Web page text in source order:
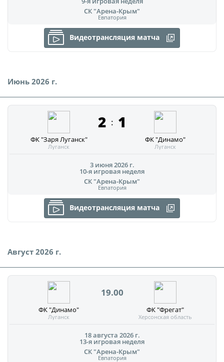
СК "Арена-Крым"
Евпатория
Видеотрансляция матча
Июнь 2026 г.
ФК "Заря Луганск"
Луганск
ФК "Динамо"
Луганск
2 : 1
3 июня 2026 г.
10-я игровая неделя
СК "Арена-Крым"
Евпатория
Видеотрансляция матча
Август 2026 г.
ФК "Динамо"
Луганск
ФК "Фрегат"
Херсонская область
19.00
18 августа 2026 г.
13-я игровая неделя
СК "Арена-Крым"
Евпатория